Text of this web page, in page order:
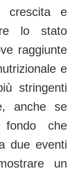
crescita e
lo stato
raggiunte
e
stringenti
anche se
fondo che
due eventi
un